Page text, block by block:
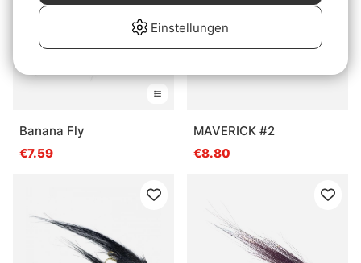
Banana Fly
€7.59
MAVERICK #2
€8.80
Einstellungen